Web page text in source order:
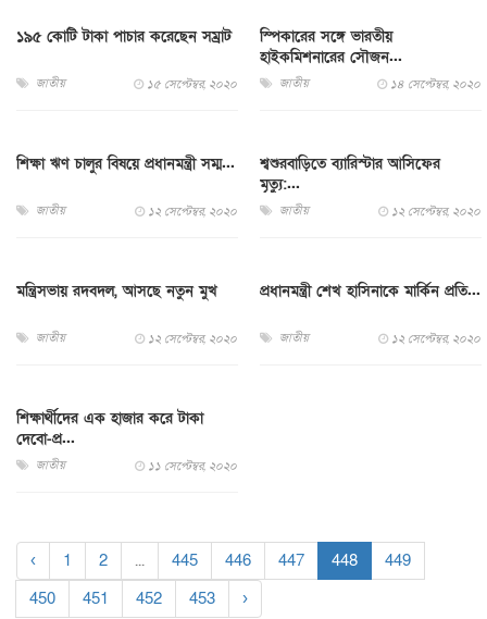
১৯৫ কোটি টাকা পাচার করেছেন সম্রাট
জাতীয় ১৫ সেপ্টেম্বর, ২০২০
স্পিকারের সঙ্গে ভারতীয়
হাইকমিশনারের সৌজন...
জাতীয় ১৪ সেপ্টেম্বর, ২০২০
শিক্ষা ঋণ চালুর বিষয়ে প্রধানমন্ত্রী সম্ম...
জাতীয় ১২ সেপ্টেম্বর, ২০২০
শ্বশুরবাড়িতে ব্যারিস্টার আসিফের
মৃত্যু:...
জাতীয় ১২ সেপ্টেম্বর, ২০২০
মন্ত্রিসভায় রদবদল, আসছে নতুন মুখ
জাতীয় ১২ সেপ্টেম্বর, ২০২০
প্রধানমন্ত্রী শেখ হাসিনাকে মার্কিন প্রতি...
জাতীয় ১২ সেপ্টেম্বর, ২০২০
শিক্ষার্থীদের এক হাজার করে টাকা
দেবো-প্র...
জাতীয় ১১ সেপ্টেম্বর, ২০২০
‹ 1 2 ... 445 446 447 448
449
450
451 452 453 ›